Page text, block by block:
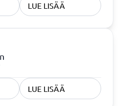
LUE LISÄÄ
LUE LISÄÄ